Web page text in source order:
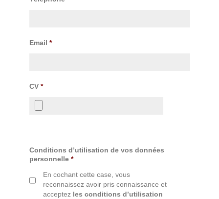
Email *
CV *
Conditions d’utilisation de vos données
personnelle *
En cochant cette case, vous
reconnaissez avoir pris connaissance et
acceptez les conditions d’utilisation